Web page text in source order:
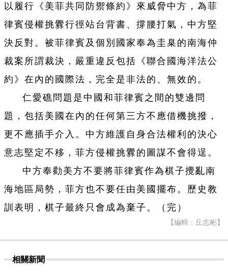
以履行《美菲共同防禦條約》來威脅中方，為菲
律賓侵權挑釁行徑站台背書、撐腰打氣，中方堅
決反對。被菲律賓及個別國家奉為圭臬的南海仲
裁案所謂裁決，嚴重違反包括《聯合國海洋法公
約》在內的國際法，完全是非法的、無效的。
仁愛礁問題是中國和菲律賓之間的雙邊問
題，包括美國在內的任何第三方不應借機挑撥，
更不應插手介入。中方維護自身合法權利的決心
意志堅定不移，菲方侵權挑釁的圖謀不會得逞。
中方奉勸美方不要將菲律賓作為棋子攪亂南
海地區局勢，菲方也不要任由美國擺布。歷史教
訓表明，棋子最終只會成為棄子。（完）
【編輯：丘志彬】
相關新聞